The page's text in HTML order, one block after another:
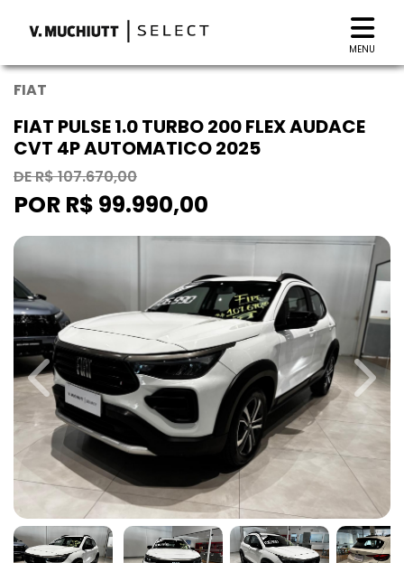
MENU
FIAT
FIAT PULSE 1.0 TURBO 200 FLEX AUDACE
CVT 4P AUTOMATICO 2025
DE R$ 107.670,00
POR R$ 99.990,00
Previous Next